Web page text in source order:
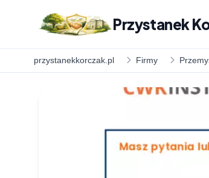
Przystanek
przystanekkorczak.pl Firmy